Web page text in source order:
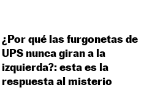
¿Por qué las furgonetas de
UPS nunca giran a la
izquierda?: esta es la
respuesta al misterio